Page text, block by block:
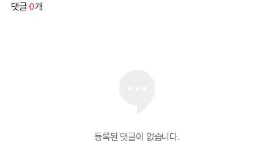
댓글 0개
등록된 댓글이 없습니다.